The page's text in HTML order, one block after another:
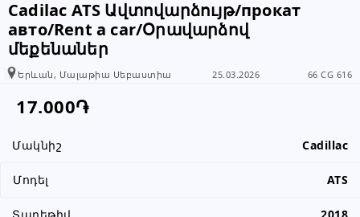
Cadilac ATS Ավտովարձույթ/прокат
авто/Rent a car/Օրավարձով
մեքենաներ
Երևան, Մալաթիա Սեբաստիա 25.03.2026 66 CG 616
17.000֏
Մակնիշ Cadillac
Մոդել ATS
տեղեկացնել, որ իր տվյալները
վերցրել եք www.RALLY.am կայքից